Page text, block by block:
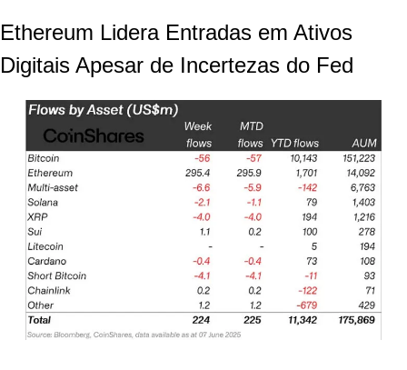
Ethereum Lidera Entradas em Ativos
Digitais Apesar de Incertezas do Fed